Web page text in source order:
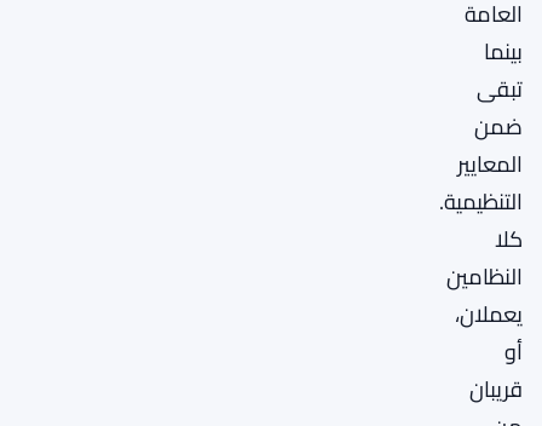
العامة
بينما
تبقى
ضمن
المعايير
التنظيمية.
كلا
النظامين
يعملان،
أو
قريبان